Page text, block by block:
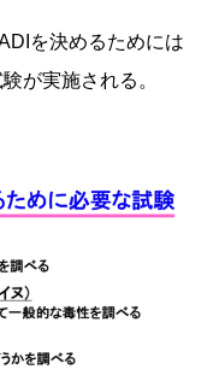
を決めるためには
が実施される。